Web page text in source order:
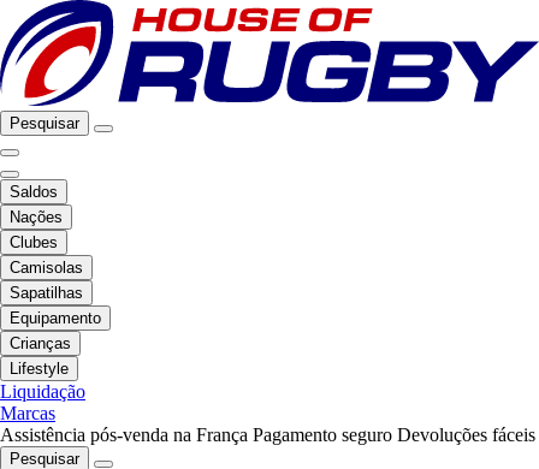
Pesquisar
Saldos
Nações
Clubes
Camisolas
Sapatilhas
Equipamento
Crianças
Lifestyle
Liquidação
Marcas
Assistência pós-venda na França Pagamento seguro Devoluções fáceis
Pesquisar